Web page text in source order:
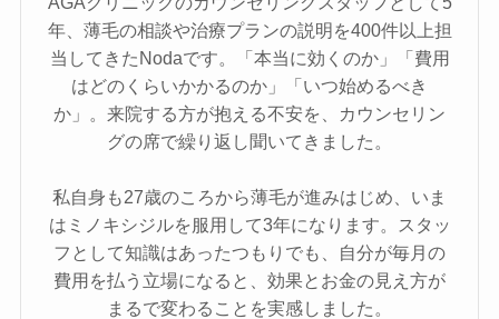
年、薄毛の相談や治療プランの説明を400件以上担
当してきたNodaです。「本当に効くのか」「費用
はどのくらいかかるのか」「いつ始めるべき
か」。来院する方が抱える不安を、カウンセリン
グの席で繰り返し聞いてきました。
私自身も27歳のころから薄毛が進みはじめ、いま
はミノキシジルを服用して3年になります。スタッ
フとして知識はあったつもりでも、自分が毎月の
費用を払う立場になると、効果とお金の見え方が
まるで変わることを実感しました。